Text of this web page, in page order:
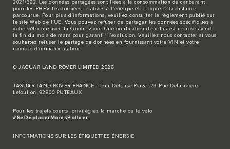
2021/392. Les données partagées sont liées à la consommation de carburant,
pour les PHEV les données relatives à l’énergie électrique et la distance
parcourue. Pour plus d’informations, veuillez consulter le règlement publié sur
le site Web de l’UE . Vous pouvez refuser de partager les données spécifiques à
votre véhicule avec la Commission. Une notification de refus est requise avant
la fin du mois de mars pour garantir l’exclusion. Veuillez nous contacter si vous
souhaitez refuser le partage de données en fournissant votre VIN et votre
numéro d’immatriculation.
© JAGUAR LAND ROVER LIMITED 2026
JAGUAR LAND ROVER FRANCE - Tour Défense Plaza, 23 Rue Delarivière
Lefoullon, 92800 PUTEAUX
Pour les trajets courts, privilégiez la marche ou le vélo
#SeDéplacerMoinsPolluer
INFORMATIONS SUR LES ÉTIQUETTES ÉNERGIE